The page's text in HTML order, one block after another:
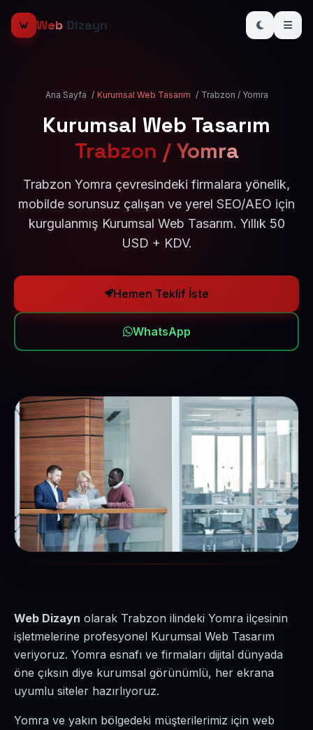
Web Dizayn
Ana Sayfa / Kurumsal Web Tasarım / Trabzon / Yomra
Kurumsal Web Tasarım
Trabzon / Yomra
Trabzon Yomra çevresindeki firmalara yönelik,
mobilde sorunsuz çalışan ve yerel SEO/AEO için
kurgulanmış Kurumsal Web Tasarım. Yıllık 50
USD + KDV.
Hemen Teklif İste
WhatsApp
Web Dizayn olarak Trabzon ilindeki Yomra ilçesinin
işletmelerine profesyonel Kurumsal Web Tasarım
veriyoruz. Yomra esnafı ve firmaları dijital dünyada
öne çıksın diye kurumsal görünümlü, her ekrana
uyumlu siteler hazırlıyoruz.
Yomra ve yakın bölgedeki müşterilerimiz için web